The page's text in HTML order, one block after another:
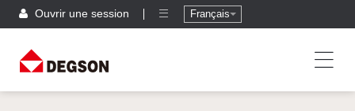
Ouvrir une session Français